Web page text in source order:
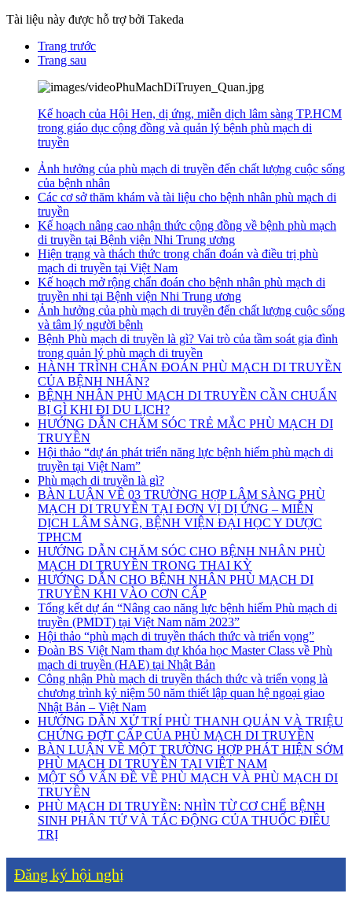
Tài liệu này được hỗ trợ bởi Takeda
Trang trước
Trang sau
Kế hoạch của Hội Hen, dị ứng, miễn dịch lâm sàng TP.HCM
trong giáo dục cộng đồng và quản lý bệnh phù mạch di
truyền
Ảnh hưởng của phù mạch di truyền đến chất lượng cuộc sống
của bệnh nhân
Các cơ sở thăm khám và tài liệu cho bệnh nhân phù mạch di
truyền
Kế hoạch nâng cao nhận thức cộng đồng về bệnh phù mạch
di truyền tại Bệnh viện Nhi Trung ương
Hiện trạng và thách thức trong chẩn đoán và điều trị phù
mạch di truyền tại Việt Nam
Kế hoạch mở rộng chẩn đoán cho bệnh nhân phù mạch di
truyền nhi tại Bệnh viện Nhi Trung ương
Ảnh hưởng của phù mạch di truyền đến chất lượng cuộc sống
và tâm lý người bệnh
Bệnh Phù mạch di truyền là gì? Vai trò của tầm soát gia đình
trong quản lý phù mạch di truyền
HÀNH TRÌNH CHẨN ĐOÁN PHÙ MẠCH DI TRUYỀN
CỦA BỆNH NHÂN?
BỆNH NHÂN PHÙ MẠCH DI TRUYỀN CẦN CHUẨN
BỊ GÌ KHI ĐI DU LỊCH?
HƯỚNG DẪN CHĂM SÓC TRẺ MẮC PHÙ MẠCH DI
TRUYỀN
Hội thảo “dự án phát triển năng lực bệnh hiếm phù mạch di
truyền tại Việt Nam”
Phù mạch di truyền là gì?
BÀN LUẬN VỀ 03 TRƯỜNG HỢP LÂM SÀNG PHÙ
MẠCH DI TRUYỀN TẠI ĐƠN VỊ DỊ ỨNG – MIỄN
DỊCH LÂM SÀNG, BỆNH VIỆN ĐẠI HỌC Y DƯỢC
TPHCM
HƯỚNG DẪN CHĂM SÓC CHO BỆNH NHÂN PHÙ
MẠCH DI TRUYỀN TRONG THAI KỲ
HƯỚNG DẪN CHO BỆNH NHÂN PHÙ MẠCH DI
TRUYỀN KHI VÀO CƠN CẤP
Tổng kết dự án “Nâng cao năng lực bệnh hiếm Phù mạch di
truyền (PMDT) tại Việt Nam năm 2023”
Hội thảo “phù mạch di truyền thách thức và triển vọng”
Đoàn BS Việt Nam tham dự khóa học Master Class về Phù
mạch di truyền (HAE) tại Nhật Bản
Công nhận Phù mạch di truyền thách thức và triển vọng là
chương trình kỷ niệm 50 năm thiết lập quan hệ ngoại giao
Nhật Bản – Việt Nam
HƯỚNG DẪN XỬ TRÍ PHÙ THANH QUẢN VÀ TRIỆU
CHỨNG ĐỢT CẤP CỦA PHÙ MẠCH DI TRUYỀN
BÀN LUẬN VỀ MỘT TRƯỜNG HỢP PHÁT HIỆN SỚM
PHÙ MẠCH DI TRUYỀN TẠI VIỆT NAM
MỘT SỐ VẤN ĐỀ VỀ PHÙ MẠCH VÀ PHÙ MẠCH DI
TRUYỀN
PHÙ MẠCH DI TRUYỀN: NHÌN TỪ CƠ CHẾ BỆNH
SINH PHÂN TỬ VÀ TÁC ĐỘNG CỦA THUỐC ĐIỀU
TRỊ
Đăng ký hội nghị